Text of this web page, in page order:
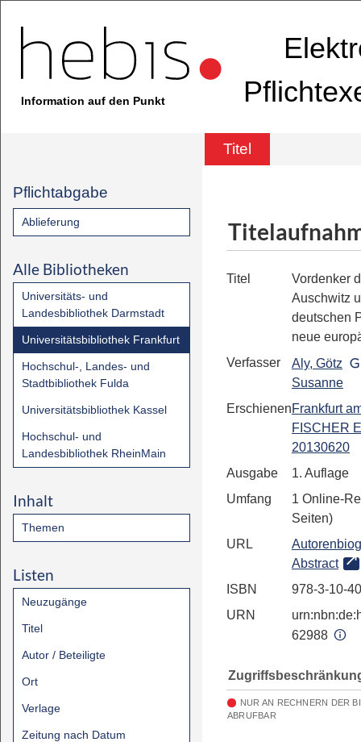
Information auf den Punkt
Titel
Pflichtabgabe
Ablieferung
Alle Bibliotheken
Universitäts- und
Landesbibliothek Darmstadt
Universitätsbibliothek Frankfurt
Hochschul-, Landes- und
Stadtbibliothek Fulda
Universitätsbibliothek Kassel
Hochschul- und
Landesbibliothek RheinMain
Inhalt
Themen
Listen
Neuzugänge
Titel
Autor / Beteiligte
Ort
Verlage
Zeitung nach Datum
Titel
Vordenker
Auschwitz
deutschen
neue
Verfasser
Aly, Götz
Susanne
ErschienenFrankfurt
FISCHER
20130620
Ausgabe
1. Auflage
Umfang
1 Online-
Seiten)
URL
Abstract
ISBN
978-3-10-
URN
62988
NUR AN RECHNERN DER
ABRUFBAR